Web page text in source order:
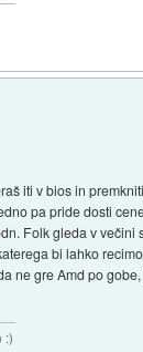
iti v bios in
pa pride dosti
Folk gleda v
bi lahko
ne gre Amd po
:)